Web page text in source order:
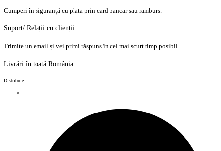
Cumperi în siguranță cu plata prin card bancar sau ramburs.
Suport/ Relații cu clienții
Trimite un email și vei primi răspuns în cel mai scurt timp posibil.
Livrări în toată România
Distribuie: